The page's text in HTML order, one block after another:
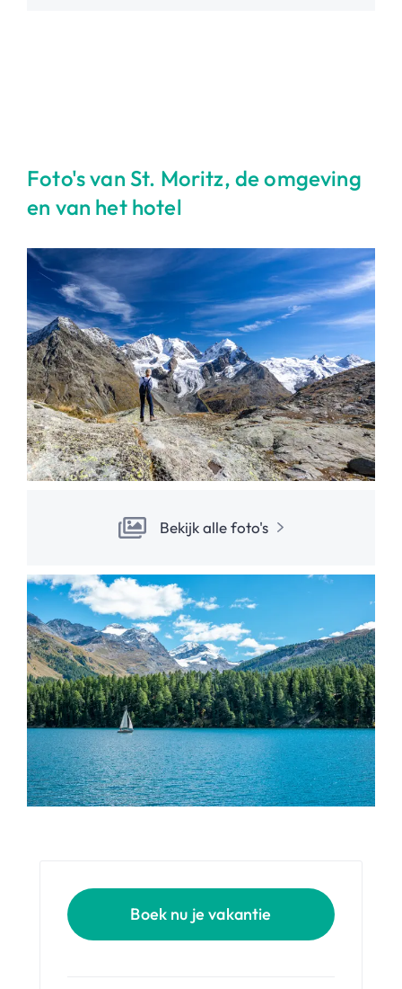
Foto's van St. Moritz, de omgeving
en van het hotel
Bekijk alle foto's
Boek nu je vakantie